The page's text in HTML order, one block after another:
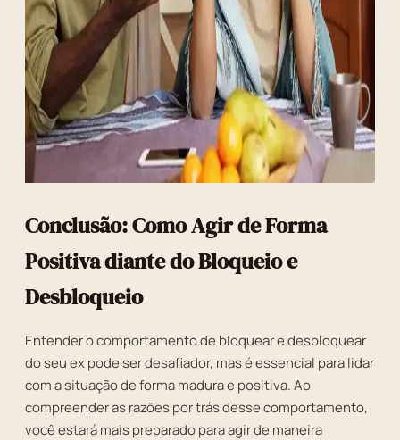
Conclusão: Como Agir de Forma
Positiva diante do Bloqueio e
Desbloqueio
Entender o comportamento de bloquear e desbloquear
do seu ex pode ser desafiador, mas é essencial para lidar
com a situação de forma madura e positiva. Ao
compreender as razões por trás desse comportamento,
você estará mais preparado para agir de maneira